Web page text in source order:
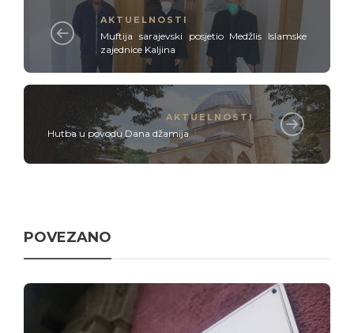
AKTUELNOSTI
Muftija sarajevski posjetio Medžlis Islamske
zajednice Kaljina
AKTUELNOSTI
Hutba u povodu Dana džamija
POVEZANO